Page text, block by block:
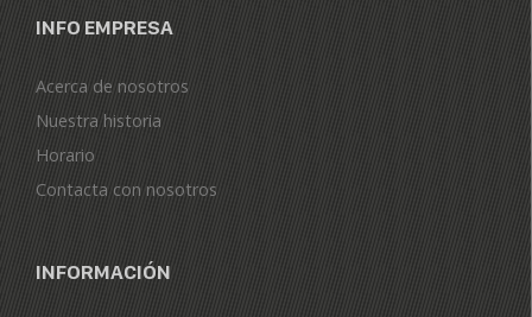
INFO EMPRESA
Acerca de nosotros
Nuestra historia
Horario
Contacta con nosotros
INFORMACIÓN